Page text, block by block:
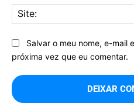
Salvar o meu nome, e-mail
próxima vez que eu comentar.